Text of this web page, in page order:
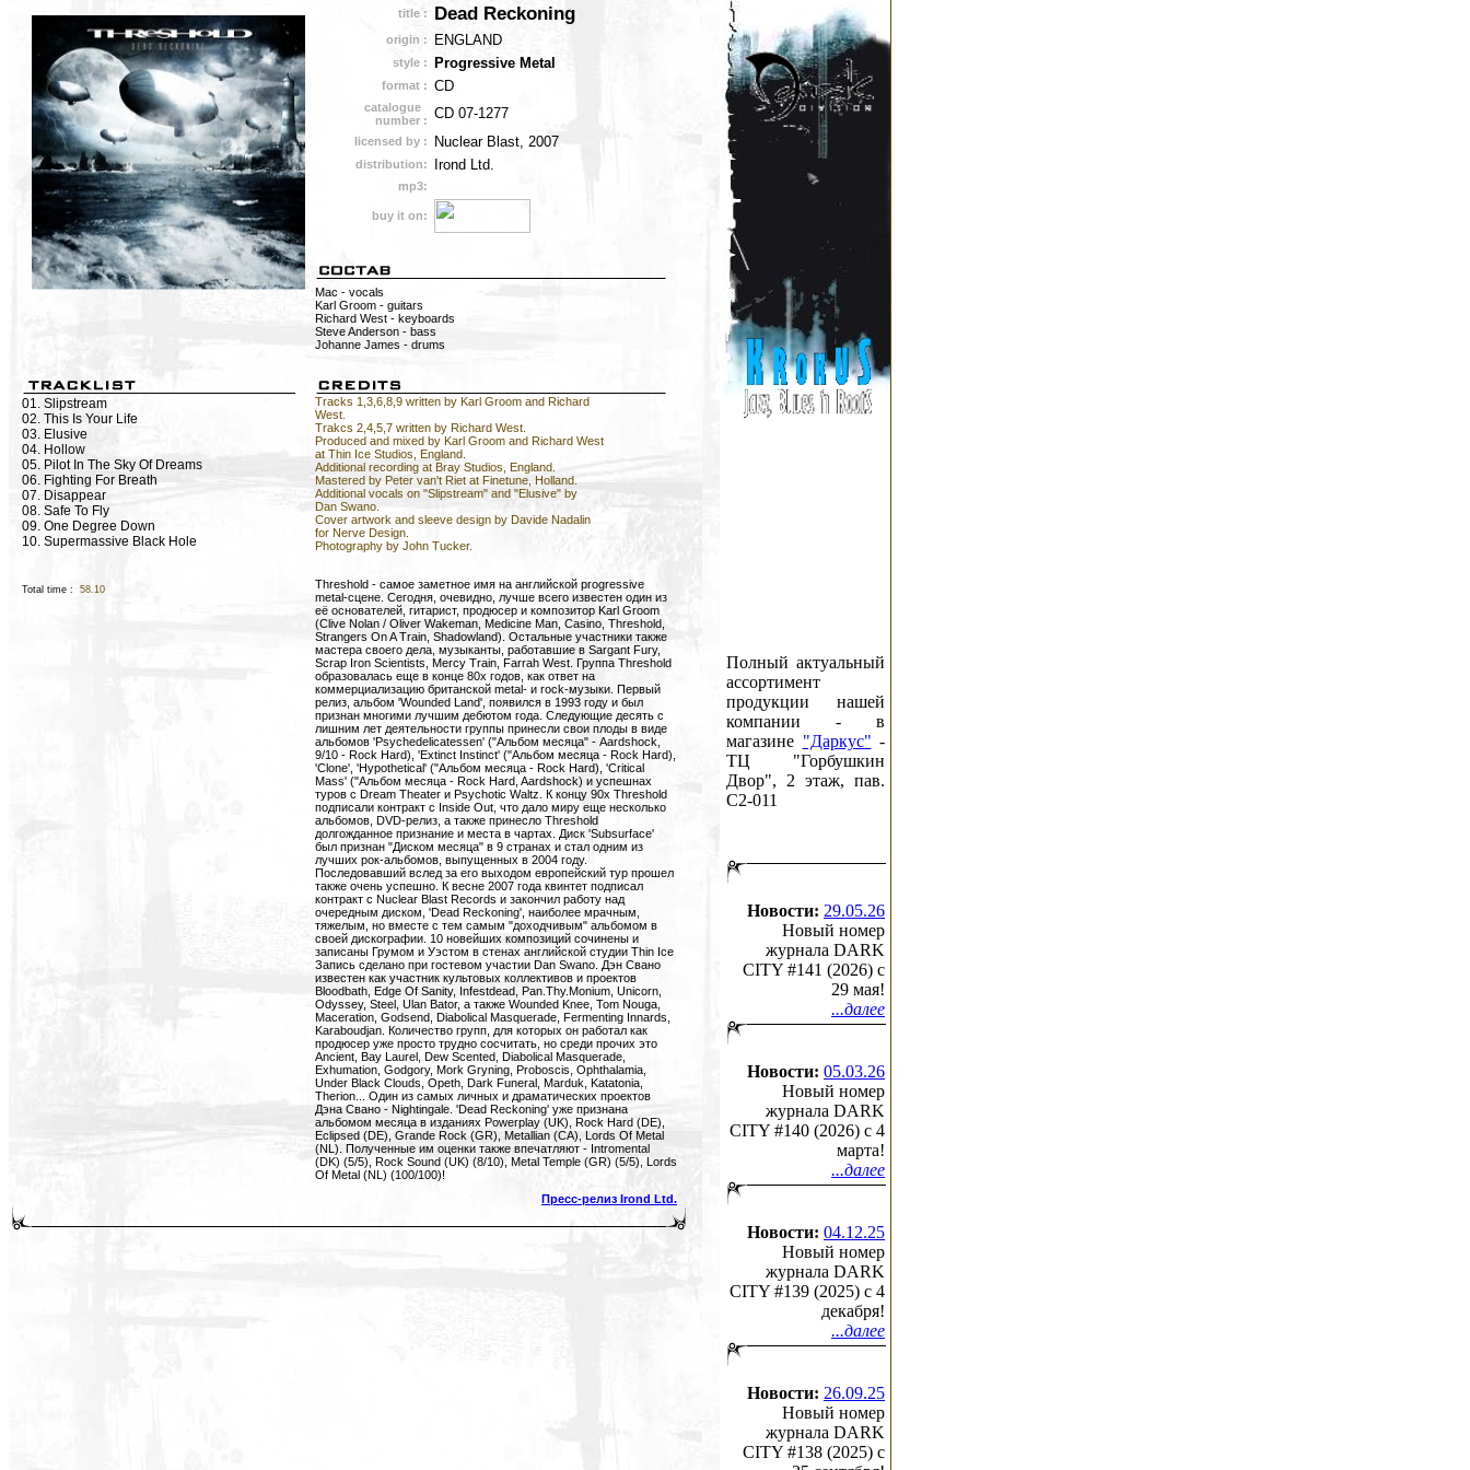
title : Dead Reckoning
origin : ENGLAND
style : Progressive Metal
format : CD
catalogue
number : CD 07-1277
licensed by : Nuclear Blast, 2007
distribution: Irond Ltd.
mp3:
buy it on:
Mac - vocals
Karl Groom - guitars
Richard West - keyboards
Steve Anderson - bass
Johanne James - drums
01. Slipstream
02. This Is Your Life
03. Elusive
04. Hollow
05. Pilot In The Sky Of Dreams
06. Fighting For Breath
07. Disappear
08. Safe To Fly
09. One Degree Down
10. Supermassive Black Hole
Total time : 58.10
Tracks 1,3,6,8,9 written by Karl Groom and Richard
West.
Trakcs 2,4,5,7 written by Richard West.
Produced and mixed by Karl Groom and Richard West
at Thin Ice Studios, England.
Additional recording at Bray Studios, England.
Mastered by Peter van't Riet at Finetune, Holland.
Additional vocals on "Slipstream" and "Elusive" by
Dan Swano.
Cover artwork and sleeve design by Davide Nadalin
for Nerve Design.
Photography by John Tucker.
Threshold - самое заметное имя на английской progressive
metal-сцене. Сегодня, очевидно, лучше всего известен один из
её основателей, гитарист, продюсер и композитор Karl Groom
(Clive Nolan / Oliver Wakeman, Medicine Man, Casino, Threshold,
Strangers On A Train, Shadowland). Остальные участники также
мастера своего дела, музыканты, работавшие в Sargant Fury,
Scrap Iron Scientists, Mercy Train, Farrah West. Группа Threshold
образовалась еще в конце 80х годов, как ответ на
коммерциализацию британской metal- и rock-музыки. Первый
релиз, альбом 'Wounded Land', появился в 1993 году и был
признан многими лучшим дебютом года. Следующие десять с
лишним лет деятельности группы принесли свои плоды в виде
альбомов 'Psychedelicatessen' ("Альбом месяца" - Aardshock,
9/10 - Rock Hard), 'Extinct Instinct' ("Альбом месяца - Rock Hard),
'Clone', 'Hypothetical' ("Альбом месяца - Rock Hard), 'Critical
Mass' ("Альбом месяца - Rock Hard, Aardshock) и успешнах
туров с Dream Theater и Psychotic Waltz. К концу 90х Threshold
подписали контракт с Inside Out, что дало миру еще несколько
альбомов, DVD-релиз, а также принесло Threshold
долгожданное признание и места в чартах. Диск 'Subsurface'
был признан "Диском месяца" в 9 странах и стал одним из
лучших рок-альбомов, выпущенных в 2004 году.
Последовавший вслед за его выходом европейский тур прошел
также очень успешно. К весне 2007 года квинтет подписал
контракт с Nuclear Blast Records и закончил работу над
очередным диском, 'Dead Reckoning', наиболее мрачным,
тяжелым, но вместе с тем самым "доходчивым" альбомом в
своей дискографии. 10 новейших композиций сочинены и
записаны Грумом и Уэстом в стенах английской студии Thin Ice
Запись сделано при гостевом участии Dan Swano. Дэн Свано
известен как участник культовых коллективов и проектов
Bloodbath, Edge Of Sanity, Infestdead, Pan.Thy.Monium, Unicorn,
Odyssey, Steel, Ulan Bator, а также Wounded Knee, Tom Nouga,
Maceration, Godsend, Diabolical Masquerade, Fermenting Innards,
Karaboudjan. Количество групп, для которых он работал как
продюсер уже просто трудно сосчитать, но среди прочих это
Ancient, Bay Laurel, Dew Scented, Diabolical Masquerade,
Exhumation, Godgory, Mork Gryning, Proboscis, Ophthalamia,
Under Black Clouds, Opeth, Dark Funeral, Marduk, Katatonia,
Therion... Один из самых личных и драматических проектов
Дэна Свано - Nightingale. 'Dead Reckoning' уже признана
альбомом месяца в изданиях Powerplay (UK), Rock Hard (DE),
Eclipsed (DE), Grande Rock (GR), Metallian (CA), Lords Of Metal
(NL). Полученные им оценки также впечатляют - Intromental
(DK) (5/5), Rock Sound (UK) (8/10), Metal Temple (GR) (5/5), Lords
Of Metal (NL) (100/100)!
Пресс-релиз Irond Ltd.
Полный актуальный
ассортимент
продукции нашей
компании - в
магазине "Даркус" -
ТЦ "Горбушкин
Двор", 2 этаж, пав.
C2-011
Новости: 29.05.26
Новый номер
журнала DARK
CITY #141 (2026) c
29 мая!
...далее
Новости: 05.03.26
Новый номер
журнала DARK
CITY #140 (2026) c 4
марта!
...далее
Новости: 04.12.25
Новый номер
журнала DARK
CITY #139 (2025) c 4
декабря!
...далее
Новости: 26.09.25
Новый номер
журнала DARK
CITY #138 (2025) c